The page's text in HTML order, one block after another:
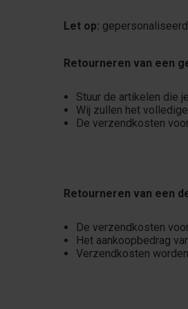
Let op:
Retourneren van een
Stuur de artikelen die
Wij zullen het
De verzendkosten
Retourneren van een
De verzendkosten
Het aankoopbedrag
Verzendkosten